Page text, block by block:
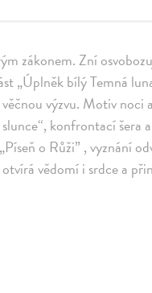
zákonem. Zní
„Úplněk bílý Temná
výzvu. Motiv noci
konfrontací šera
o Růži” , vyznání
vědomí i srdce a